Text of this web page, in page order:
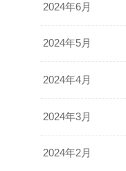
2024年6月
2024年5月
2024年4月
2024年3月
2024年2月